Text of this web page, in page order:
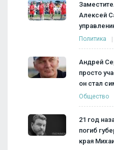
Алексей
Политика
Андрей
просто
он стал
Общество
21 год
погиб
края